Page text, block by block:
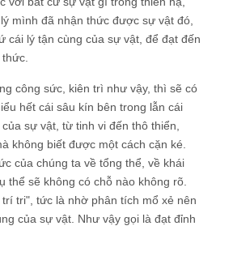
mình đã nhận thức được sự vật đó,
cái lý tận cùng của sự vật, để đạt đến
công sức, kiên trì như vậy, thì sẽ có
hết cái sâu kín bên trong lẫn cái
sự vật, từ tinh vi đến thô thiển,
không biết được một cách cặn ké.
của chúng ta về tổng thể, về khái
thể sẽ không có chỗ nào không rõ.
tri", tức là nhờ phân tích mổ xẻ nên
của sự vật. Như vậy gọi là đạt đỉnh